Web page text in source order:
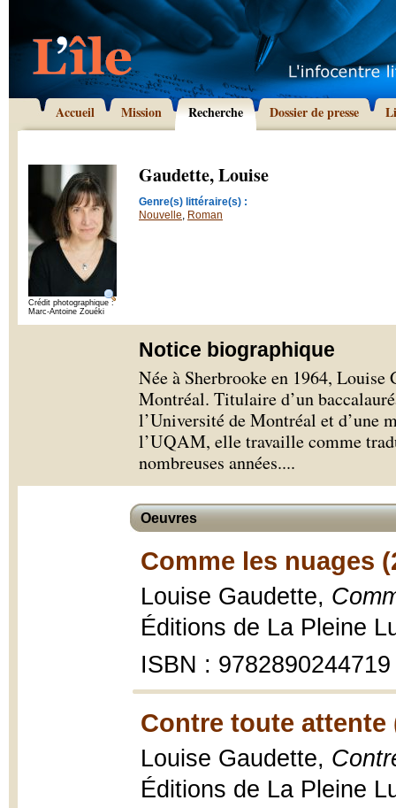
Accueil Mission Recherche Dossier de presse
Crédit photographique :
Marc-Antoine Zouéki
Gaudette, Louise
Genre(s) littéraire(s) :
Nouvelle, Roman
Notice biographique
Née à Sherbrooke en 1964,
Montréal. Titulaire d’un
l’Université de Montréal et d’une
l’UQAM, elle travaille comme
nombreuses années....
Oeuvres
Comme les nuages
Louise Gaudette,
Éditions de La Pleine
ISBN : 9782890244719
Contre toute attente
Louise Gaudette,
Éditions de La Pleine